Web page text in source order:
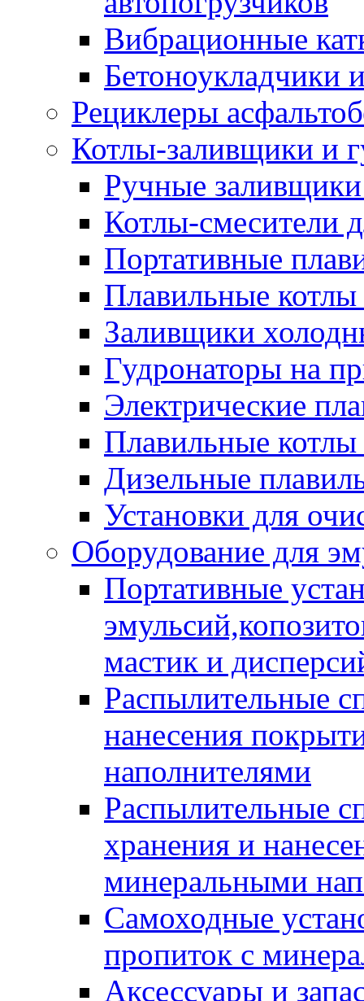
Вибрационные
Бетоноукладчики
Рециклеры
Котлы-заливщики и
Ручные заливщики
Котлы-смесители
Портативные
Плавильные
Заливщики
Гудронаторы на
Электрические
Плавильные
Дизельные
Установки для
Оборудование для
Портативные
мастик и
Распылительные
нанесения
наполнителями
Распылительные
хранения и
минеральными
Самоходные
пропиток с
Аксессуары и